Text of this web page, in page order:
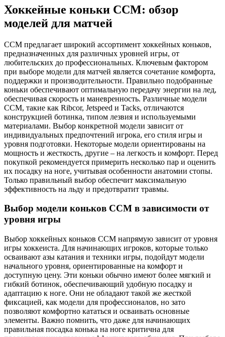
Хоккейные коньки CCM: обзор
моделей для матчей
CCM предлагает широкий ассортимент хоккейных коньков,
предназначенных для различных уровней игры, от
любительских до профессиональных. Ключевым фактором
при выборе модели для матчей является сочетание комфорта,
поддержки и производительности. Правильно подобранные
коньки обеспечивают оптимальную передачу энергии на лед,
обеспечивая скорость и маневренность. Различные модели
CCM, такие как Ribcor, Jetspeed и Tacks, отличаются
конструкцией ботинка, типом лезвия и используемыми
материалами. Выбор конкретной модели зависит от
индивидуальных предпочтений игрока, его стиля игры и
уровня подготовки. Некоторые модели ориентированы на
мощность и жесткость, другие ‒ на легкость и комфорт. Перед
покупкой рекомендуется примерить несколько пар и оценить
их посадку на ноге, учитывая особенности анатомии стопы.
Только правильный выбор обеспечит максимальную
эффективность на льду и предотвратит травмы.
Выбор модели коньков CCM в зависимости от
уровня игры
Выбор хоккейных коньков CCM напрямую зависит от уровня
игры хоккеиста. Для начинающих игроков, которые только
осваивают азы катания и техники игры, подойдут модели
начального уровня, ориентированные на комфорт и
доступную цену. Эти коньки обычно имеют более мягкий и
гибкий ботинок, обеспечивающий удобную посадку и
адаптацию к ноге. Они не обладают такой же жесткой
фиксацией, как модели для профессионалов, но зато
позволяют комфортно кататься и осваивать основные
элементы. Важно помнить, что даже для начинающих
правильная посадка конька на ноге критична для